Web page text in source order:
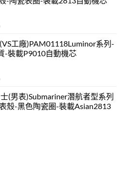
工廠)PAM01118Luminor系列-
-裝載P9010自動機芯
(男表)Submariner潛航者型系列
殼-黑色陶瓷圈-裝載Asian2813